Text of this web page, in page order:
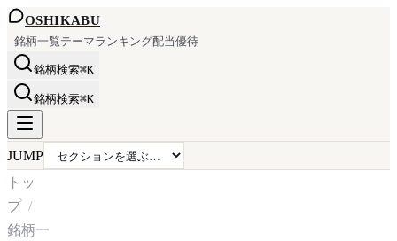
OSHIKABU
銘柄一覧テーマランキング配当優待
銘柄検索⌘K
銘柄検索⌘K
JUMP
トッ
プ
銘柄一